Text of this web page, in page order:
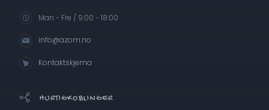
Man - Fre / 9:00 - 18:00
info@azom.no
Kontaktskjema
HURTIGKOBLINGER